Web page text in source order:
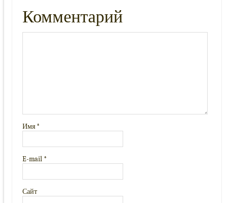
Комментарий
Имя *
E-mail *
Сайт